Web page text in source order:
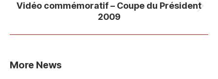
Next
post:
Vidéo commémoratif – Coupe du Président
2009
More News